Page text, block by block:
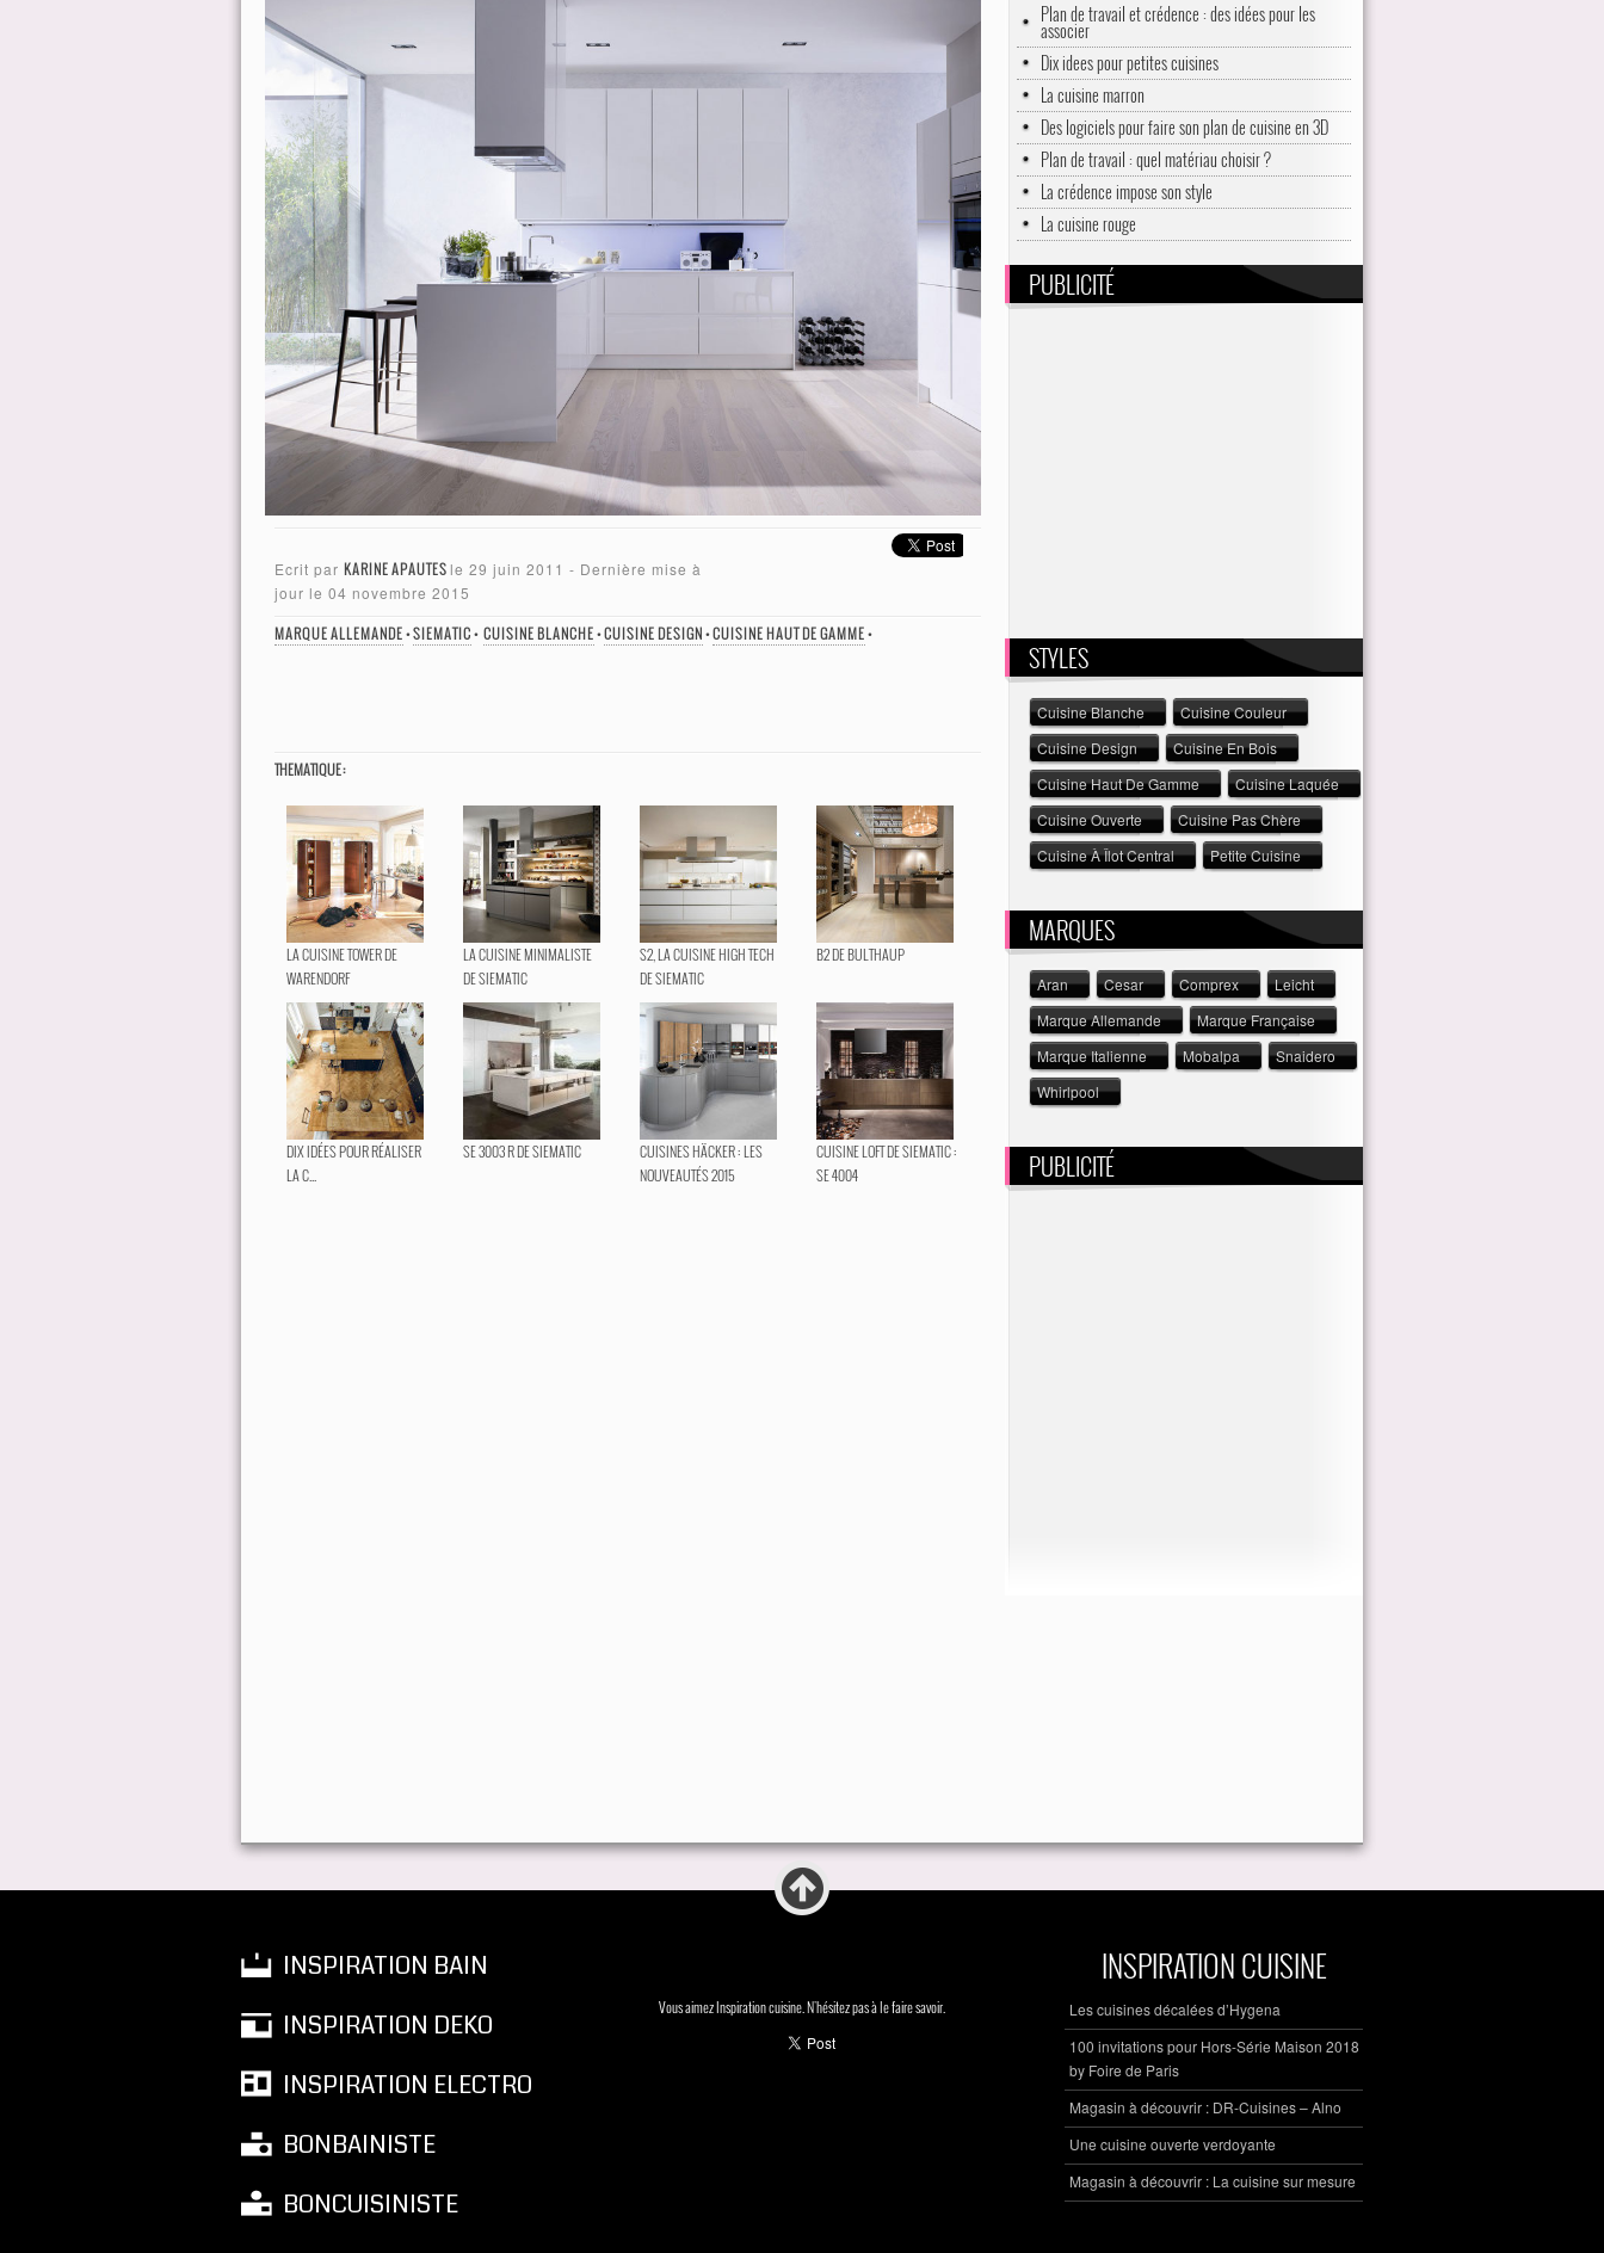
Ecrit par KARINE APAUTES le 29 juin 2011 - Dernière mise à
jour le 04 novembre 2015
MARQUE ALLEMANDE•SIEMATIC• CUISINE BLANCHE•CUISINE DESIGN•CUISINE HAUT DE GAMME•
THEMATIQUE :
LA CUISINE TOWER DE
WARENDORF
LA CUISINE MINIMALISTE
DE SIEMATIC
S2, LA CUISINE HIGH TECH
DE SIEMATIC
B2 DE BULTHAUP
DIX IDÉES POUR RÉALISER
LA C...
SE 3003 R DE SIEMATIC
CUISINES HÄCKER : LES
NOUVEAUTÉS 2015
CUISINE LOFT DE SIEMATIC :
SE 4004
Plan de travail et crédence : des idées pour les
associer
Dix idees pour petites cuisines
La cuisine marron
Des logiciels pour faire son plan de cuisine en 3D
Plan de travail : quel matériau choisir ?
La crédence impose son style
La cuisine rouge
PUBLICITÉ
STYLES
Cuisine Blanche
Cuisine Couleur
Cuisine Design
Cuisine En Bois
Cuisine Haut De Gamme
Cuisine Laquée
Cuisine Ouverte
Cuisine Pas Chère
Cuisine À Îlot Central
Petite Cuisine
MARQUES
Aran Cesar Comprex
Leicht
Marque Allemande
Marque Française
Marque Italienne
Mobalpa
Snaidero
Whirlpool
PUBLICITÉ
INSPIRATION BAIN
INSPIRATION DEKO
INSPIRATION ELECTRO
BONBAINISTE
BONCUISINISTE
Vous aimez Inspiration cuisine. N'hésitez pas à le faire savoir.
INSPIRATION CUISINE
Les cuisines décalées d’Hygena
100 invitations pour Hors-Série Maison 2018
by Foire de Paris
Magasin à découvrir : DR-Cuisines – Alno
Une cuisine ouverte verdoyante
Magasin à découvrir : La cuisine sur mesure